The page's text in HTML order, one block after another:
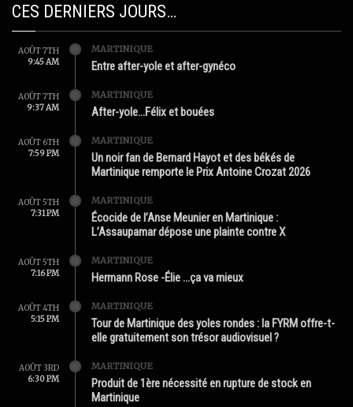
CES DERNIERS JOURS…
AOÛT 7TH
9:45 AM
MARTINIQUE
Entre after-yole et after-gynéco
AOÛT 7TH
9:37 AM
MARTINIQUE
After-yole…Félix et bouées
AOÛT 6TH
7:59 PM
MARTINIQUE
Un noir fan de Bernard Hayot et des békés de
Martinique remporte le Prix Antoine Crozat 2026
AOÛT 5TH
7:31 PM
MARTINIQUE
Écocide de l’Anse Meunier en Martinique :
L’Assaupamar dépose une plainte contre X
AOÛT 5TH
7:16 PM
MARTINIQUE
Hermann Rose -Élie …ça va mieux
AOÛT 4TH
5:15 PM
MARTINIQUE
Tour de Martinique des yoles rondes : la FYRM offre-t-
elle gratuitement son trésor audiovisuel ?
AOÛT 3RD
6:30 PM
MARTINIQUE
Produit de 1ère nécessité en rupture de stock en
Martinique